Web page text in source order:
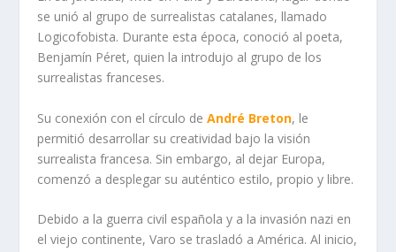
se unió al grupo de surrealistas catalanes, llamado
Logicofobista. Durante esta época, conoció al poeta,
Benjamín Péret, quien la introdujo al grupo de los
surrealistas franceses.
Su conexión con el círculo deAndré Breton, le
permitió desarrollar su creatividad bajo la visión
surrealista francesa. Sin embargo, al dejar Europa,
comenzó a desplegar su auténtico estilo, propio y libre.
Debido a la guerra civil española y a la invasión nazi en
el viejo continente, Varo se trasladó a América. Al inicio,